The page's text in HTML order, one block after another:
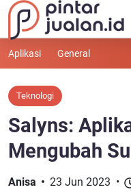
Aplikasi General
Teknologi
Salyns:
Mengubah
Anisa 23 Jun 2023